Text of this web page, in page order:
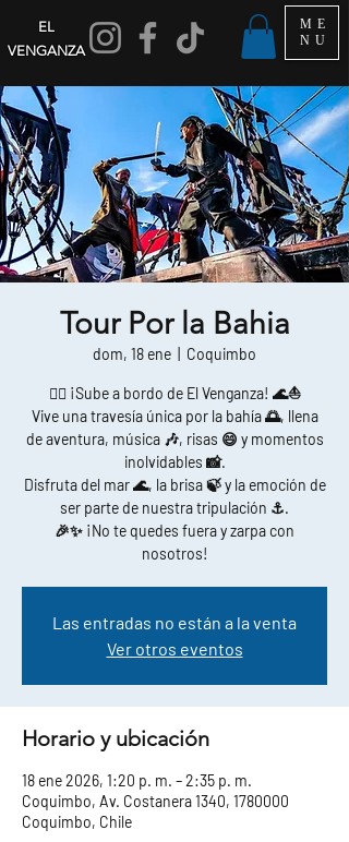
EL
VENGANZA
ME
NU
Tour Por la Bahia
dom, 18 ene Coquimbo
🏴‍☠️ ¡Sube a bordo de El Venganza! 🌊⛵
Vive una travesía única por la bahía 🌅, llena
de aventura, música 🎶, risas 😄 y momentos
inolvidables 📸.
Disfruta del mar 🌊, la brisa 🍃 y la emoción de
ser parte de nuestra tripulación ⚓.
🎉✨ ¡No te quedes fuera y zarpa con
nosotros!
Las entradas no están a la venta
Ver otros eventos
Horario y ubicación
18 ene 2026, 1:20 p. m. – 2:35 p. m.
Coquimbo, Av. Costanera 1340, 1780000
Coquimbo, Chile